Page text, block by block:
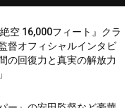
空 16,000フィート』クラ
督オフィシャルインタビ
の回復力と真実の解放力